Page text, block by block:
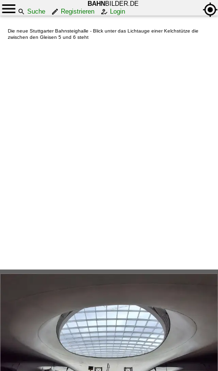
BAHN BILDER.DE
Suche
Registrieren Login
Die neue Stuttgarter Bahnsteighalle - Blick unter das Lichtauge einer Kelchstütze die
zwischen den Gleisen 5 und 6 steht